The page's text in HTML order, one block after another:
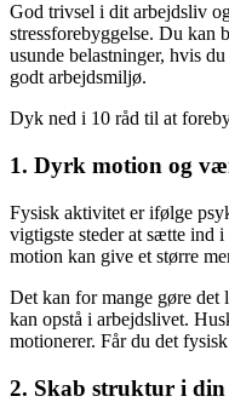
God trivsel i dit arbejdsliv
stressforebyggelse. Du kan
usunde belastninger, hvis
godt arbejdsmiljø.
Dyk ned i 10 råd til at
1. Dyrk motion og
Fysisk aktivitet er ifølge
vigtigste steder at sætte ind
motion kan give et større
Det kan for mange gøre det
kan opstå i arbejdslivet.
motionerer. Får du det
2. Skab struktur i din